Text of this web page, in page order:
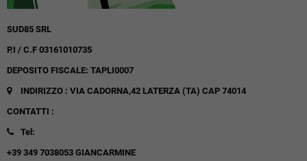
SUD85 SRL
P.I / C.F 03161010735
DEPOSITO FISCALE: TAPLI0007
INDIRIZZO : VIA CADORNA,42 LATERZA (TA) CAP 74014
CONTATTI :
Tel:
+39 349 7038053 GIANCARMINE